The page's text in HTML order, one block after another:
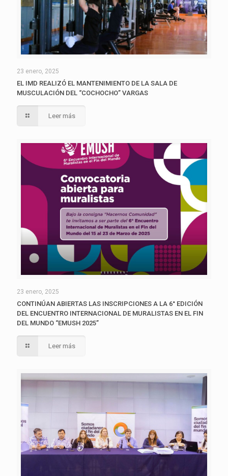
23 enero, 2025
EL IMD REALIZÓ EL MANTENIMIENTO DE LA SALA DE
MUSCULACIÓN DEL “COCHOCHO” VARGAS
Leer más
23 enero, 2025
CONTINÚAN ABIERTAS LAS INSCRIPCIONES A LA 6° EDICIÓN
DEL ENCUENTRO INTERNACIONAL DE MURALISTAS EN EL FIN
DEL MUNDO “EMUSH 2025”
Leer más